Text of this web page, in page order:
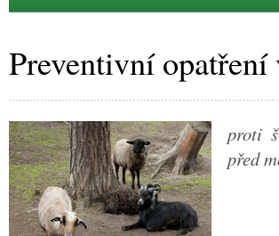
Preventivní
proti
před